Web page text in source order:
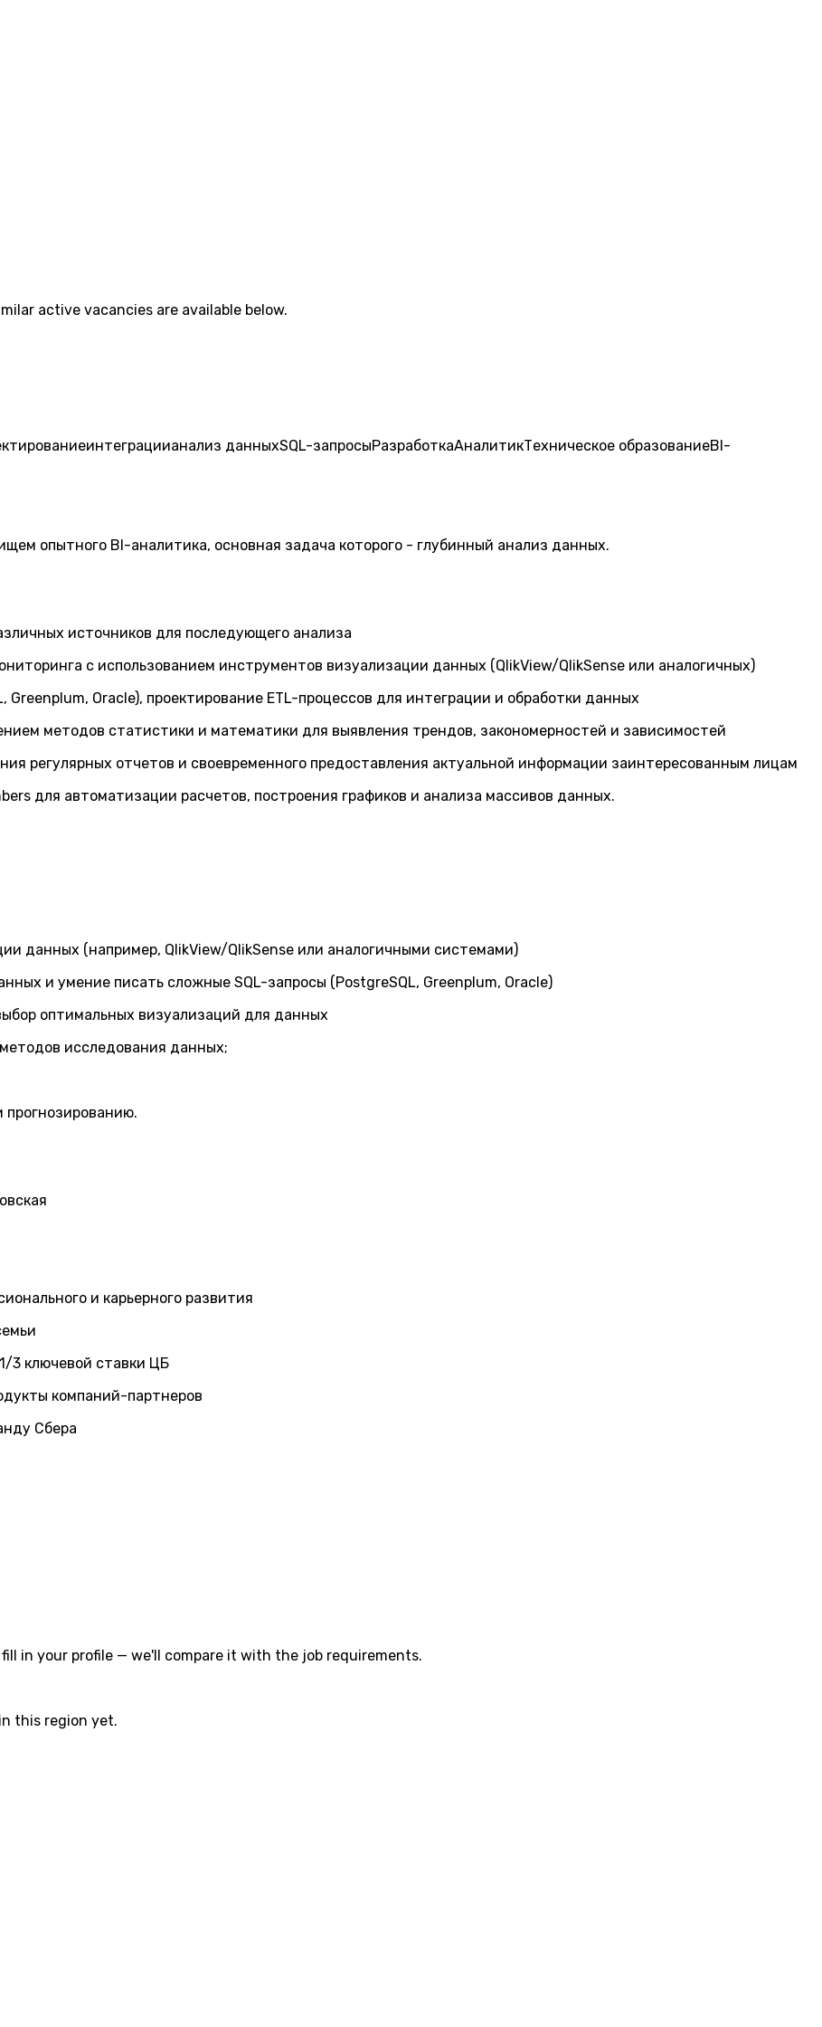
active vacancies are available below.
интеграциианализ данныхSQL-запросыРазработкаАналитикТехническое образованиеBI-
опытного BI-аналитика, основная задача которого - глубинный анализ данных.
источников для последующего анализа
с использованием инструментов визуализации данных (QlikView/QlikSense или аналогичных)
Oracle), проектирование ETL-процессов для интеграции и обработки данных
методов статистики и математики для выявления трендов, закономерностей и зависимостей
регулярных отчетов и своевременного предоставления актуальной информации заинтересованным лицам
для автоматизации расчетов, построения графиков и анализа массивов данных.
данных (например, QlikView/QlikSense или аналогичными системами)
и умение писать сложные SQL-запросы (PostgreSQL, Greenplum, Oracle)
оптимальных визуализаций для данных
исследования данных;
прогнозированию.
и карьерного развития
3 ключевой ставки ЦБ
компаний-партнеров
Сбера
in your profile — we'll compare it with the job requirements.
this region yet.